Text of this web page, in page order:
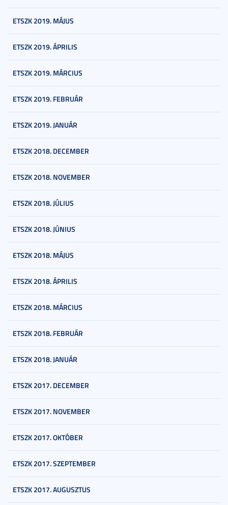
ETSZK 2019. MÁJUS
ETSZK 2019. ÁPRILIS
ETSZK 2019. MÁRCIUS
ETSZK 2019. FEBRUÁR
ETSZK 2019. JANUÁR
ETSZK 2018. DECEMBER
ETSZK 2018. NOVEMBER
ETSZK 2018. JÚLIUS
ETSZK 2018. JÚNIUS
ETSZK 2018. MÁJUS
ETSZK 2018. ÁPRILIS
ETSZK 2018. MÁRCIUS
ETSZK 2018. FEBRUÁR
ETSZK 2018. JANUÁR
ETSZK 2017. DECEMBER
ETSZK 2017. NOVEMBER
ETSZK 2017. OKTÓBER
ETSZK 2017. SZEPTEMBER
ETSZK 2017. AUGUSZTUS